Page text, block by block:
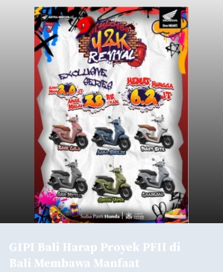
GIPI Bali Harap Proyek PFII di
Bali Membawa Manfaat